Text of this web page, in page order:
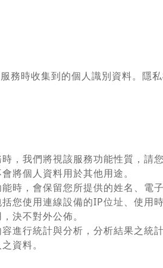
務時收集到的個人識別資料。隱
，我們將視該服務功能性質，請
將個人資料用於其他用途。
時，會保留您所提供的姓名、電
您使用連線設備的IP位址、使用
決不對外公佈。
進行統計與分析，分析結果之統
資料。